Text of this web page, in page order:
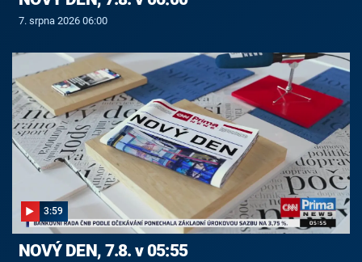
7. srpna 2026 06:00
3:59
NOVÝ DEN, 7.8. v 05:55